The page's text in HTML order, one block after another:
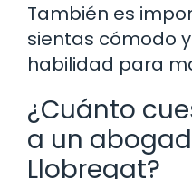
También es
sientas cómodo
habilidad para
¿Cuánto
a un
Llobregat?